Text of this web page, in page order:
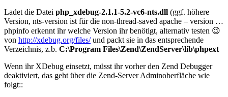
Ladet die Datei php_xdebug-2.1.1-5.2-vc6-nts.dll (ggf. höhere
Version, nts-version ist für die non-thread-saved apache – version …
phpinfo erkennt ihr welche Version ihr benötigt, alternativ testen 😉
von http://xdebug.org/files/und packt sie in das entsprechende
Verzeichnis, z.b. C:\Program Files\Zend\ZendServer\lib\phpext
Wenn ihr XDebug einsetzt, müsst ihr vorher den Zend Debugger
deaktiviert, das geht über die Zend-Server Adminoberfläche wie
folgt::